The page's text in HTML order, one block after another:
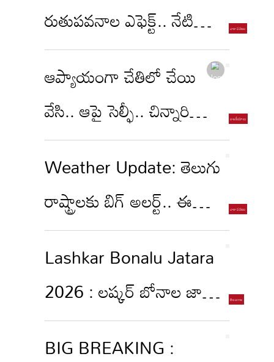
రుతుపవనాల ఎఫెక్ట్.. నేటి
నుంచి ఈ జిల్లాల్లో భారీ వర్షాలు
ఆప్యాయంగా చేతిలో చేయి
వేసి.. ఆపై సెల్ఫీ.. చిన్నారి
బాలుడు కుటుంబానికి అండగా
పవన్!
Weather Update: తెలుగు
రాష్ట్రాలకు బిగ్ అలర్ట్.. ఈ
జిల్లాల్లో భారీ వర్షాలు.. ఇక
దంచుడే దంచుడు
Lashkar Bonalu Jatara
2026 : లష్కర్ బోనాల జాతర
2026...ఉత్సవాల షెడ్యూల్
BIG BREAKING :